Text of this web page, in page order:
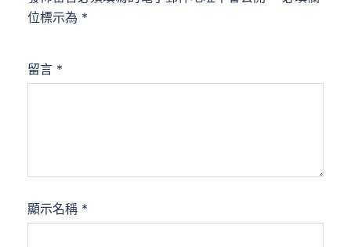
位標示為 *
留言 *
顯示名稱 *